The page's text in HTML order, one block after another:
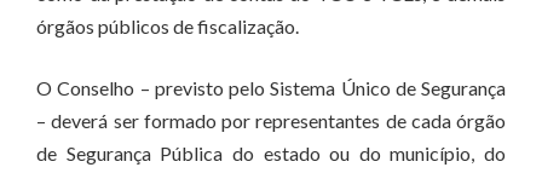
órgãos públicos de fiscalização.
O Conselho – previsto pelo Sistema Único de Segurança
– deverá ser formado por representantes de cada órgão
de Segurança Pública do estado ou do município, do